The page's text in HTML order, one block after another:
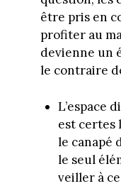
être pris en
profiter au
devienne un
le contraire
L’espace
est certes
le canapé
le seul
veiller à